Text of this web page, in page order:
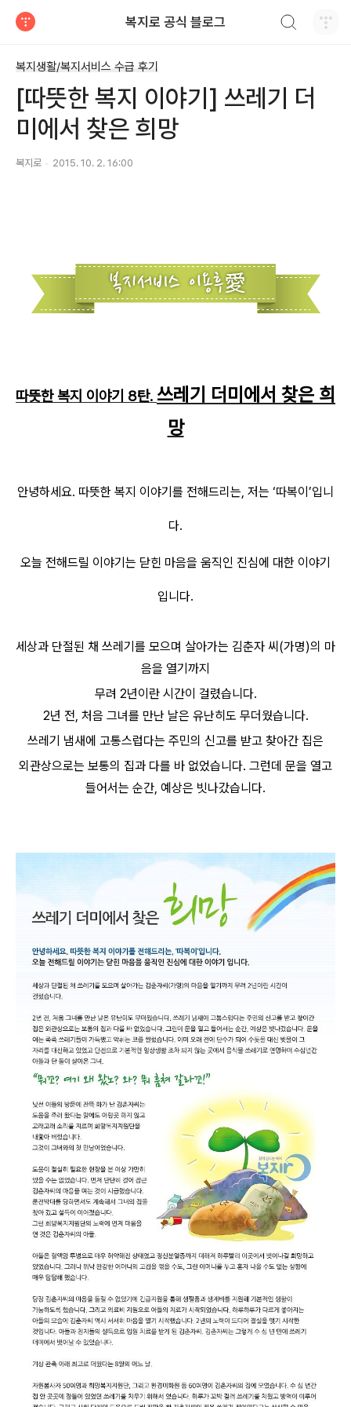
복지로 공식 블로그
복지생활/복지서비스 수급 후기
[따뜻한 복지 이야기] 쓰레기 더
미에서 찾은 희망
복지로 2015. 10. 2. 16:00
따뜻한 복지 이야기 8탄. 쓰레기 더미에서 찾은 희
망
안녕하세요. 따뜻한 복지 이야기를 전해드리는, 저는 ‘따복이’입니
다.
오늘 전해드릴 이야기는 닫힌 마음을 움직인 진심에 대한 이야기
입니다.
세상과 단절된 채 쓰레기를 모으며 살아가는 김춘자 씨(가명)의 마
음을 열기까지
무려 2년이란 시간이 걸렸습니다.
2년 전, 처음 그녀를 만난 날은 유난히도 무더웠습니다.
쓰레기 냄새에 고통스럽다는 주민의 신고를 받고 찾아간 집은
외관상으로는 보통의 집과 다를 바 없었습니다. 그런데 문을 열고
들어서는 순간, 예상은 빗나갔습니다.